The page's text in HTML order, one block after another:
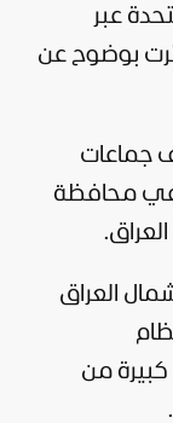
عبر
بوضوح عن
جماعات
في محافظة
العراق.
العراق
كبيرة من